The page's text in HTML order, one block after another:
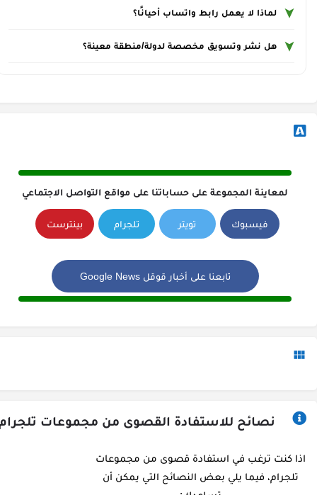
لماذا لا يعمل رابط واتساب أحيانًا؟
هل نشر وتسويق مخصصة لدولة/منطقة معينة؟
لمعاينة المجموعة على حساباتنا على مواقع التواصل الاجتماعي
فيسبوك تويتر تلجرام بينترست
تابعنا على أخبار قوقل Google News
نصائح للاستفادة القصوى من مجموعات
اذا كنت ترغب في استفادة قصوى من مجموعات
تلجرام، فيما يلي بعض النصائح التي يمكن أن